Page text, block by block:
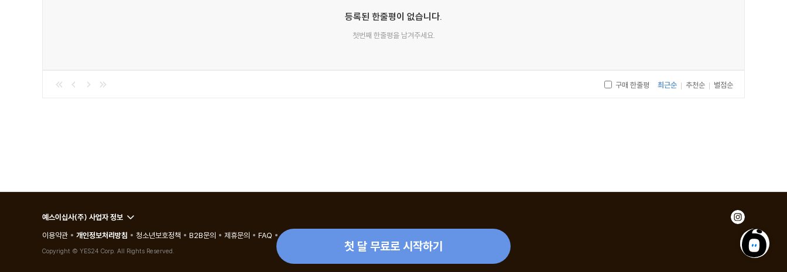
158 스크린에 투영된 우주
등록된 한줄평이 없습니다.
첫번째 한줄평을 남겨주세요.
구매 한줄평 최근순 | 추천순 | 별점순
첫 달 무료로 시작하기
예스이십사(주) 사업자 정보
이용약관
개인정보처리방침 청소년보호정책 B2B문의 제휴문의 FAQ eBook 1:1 문의/채팅상담
Copyright © YES24 Corp. All Rights Reserved.